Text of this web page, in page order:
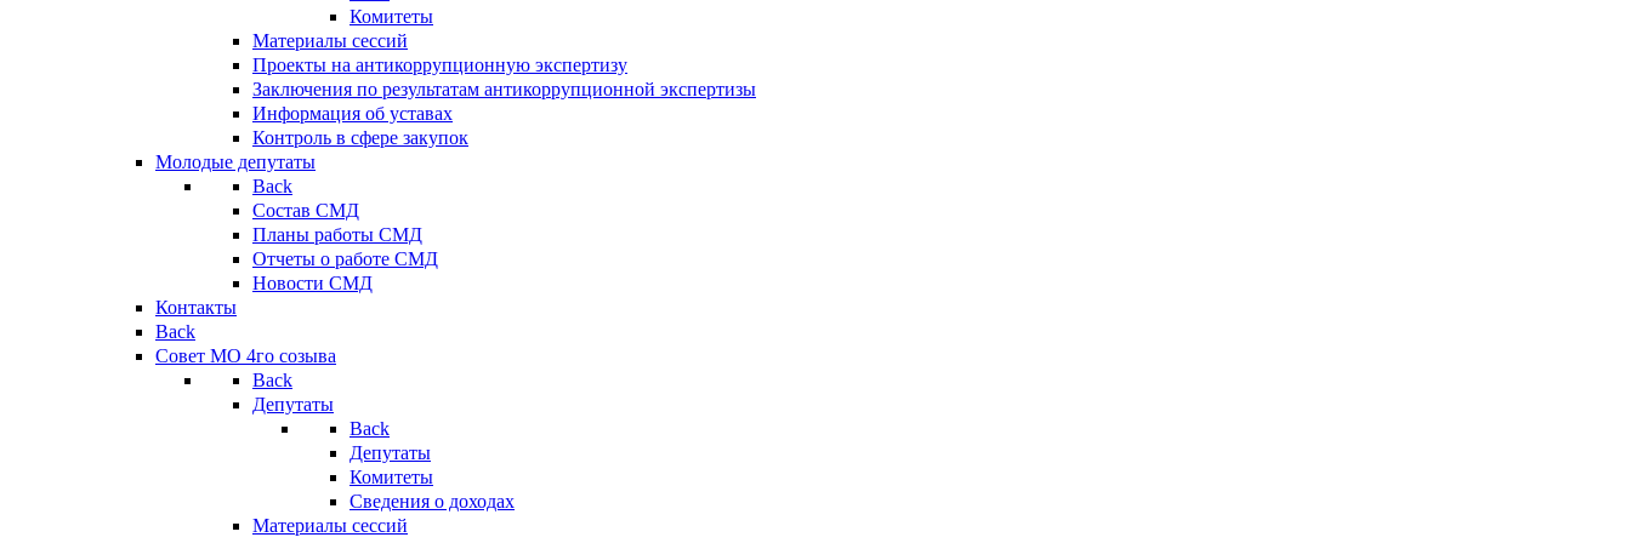
Комитеты
Материалы сессий
Проекты на антикоррупционную экспертизу
Заключения по результатам антикоррупционной экспертизы
Информация об уставах
Контроль в сфере закупок
Молодые депутаты
Back
Состав СМД
Планы работы СМД
Отчеты о работе СМД
Новости СМД
Контакты
Back
Совет МО 4го созыва
Back
Депутаты
Back
Депутаты
Комитеты
Сведения о доходах
Материалы сессий